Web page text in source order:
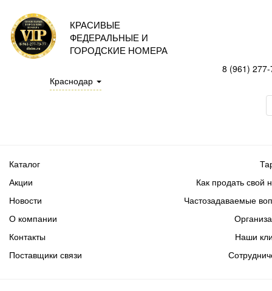
КРАСИВЫЕ
ФЕДЕРАЛЬНЫЕ И
ГОРОДСКИЕ НОМЕРА
Краснодар
8 (961)
Каталог
Акции
Новости
Как продать свой
Частозадаваемые
О компании
Контакты
Поставщики связи
Наши